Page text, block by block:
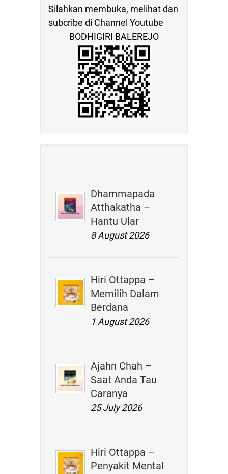
Silahkan membuka, melihat dan
subcribe di Channel Youtube
BODHIGIRI BALEREJO
Dhammapada
Atthakatha –
Hantu Ular
8 August 2026
Hiri Ottappa –
Memilih Dalam
Berdana
1 August 2026
Ajahn Chah –
Saat Anda Tau
Caranya
25 July 2026
Hiri Ottappa –
Penyakit Mental